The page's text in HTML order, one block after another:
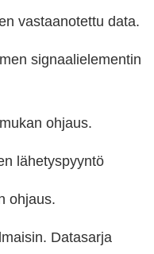
vastaanotettu data.
signaalielementin
ohjaus.
lähetyspyyntö
ohjaus.
Datasarja